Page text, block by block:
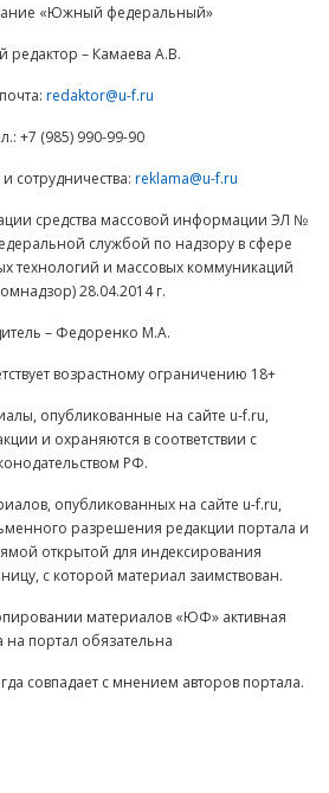
«Южный федеральный»
редактор – Камаева А.В.
redaktor@u-f.ru
+7 (985) 990-99-90
сотрудничества: reklama@u-f.ru
средства массовой информации ЭЛ №
службой по надзору в сфере
технологий и массовых коммуникаций
28.04.2014 г.
– Федоренко М.А.
возрастному ограничению 18+
опубликованные на сайте u-f.ru,
и охраняются в соответствии с
РФ.
опубликованных на сайте u-f.ru,
разрешения редакции портала и
открытой для индексирования
с которой материал заимствован.
материалов «ЮФ» активная
на портал обязательна
совпадает с мнением авторов портала.